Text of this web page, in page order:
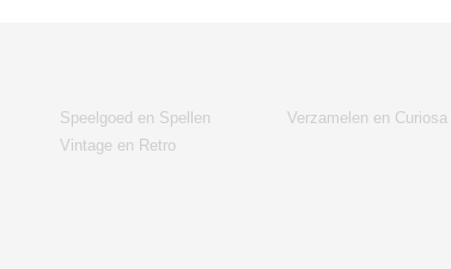
Speelgoed en Spellen
Vintage en Retro
Verzamelen en Curiosa